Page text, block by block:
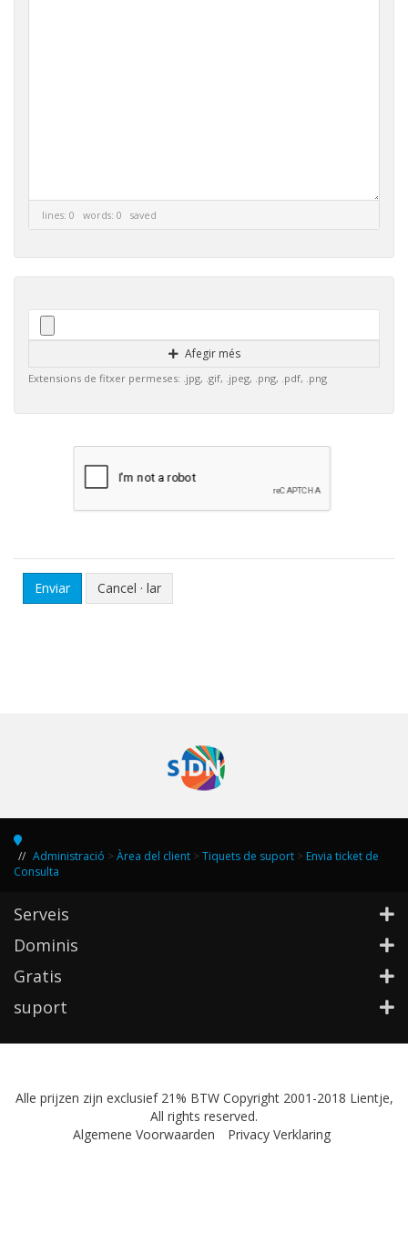
lines: 0 words: 0 saved
Afegir més
Extensions de fitxer permeses: .jpg, .gif, .jpeg, .png, .pdf, .png
Cancel · lar
Administració > Àrea del client > Tiquets de suport > Envia ticket de
Consulta
Serveis
Dominis
Gratis
suport
Alle prijzen zijn exclusief 21% BTW Copyright 2001-2018 Lientje,
All rights reserved.
Algemene Voorwaarden
Privacy Verklaring